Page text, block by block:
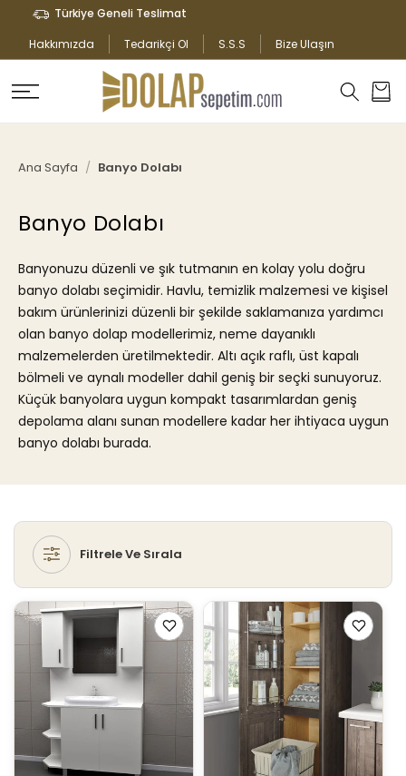
İÇERIĞE
ATLA
Türkiye Geneli Teslimat
Hakkımızda
Tedarikçi Ol S.S.S Bize Ulaşın
Sepet
Ana Sayfa Banyo Dolabı
K
L
E
K
S
I
Y
O
N
:
Banyo Dolabı
Banyonuzu düzenli ve şık tutmanın en kolay yolu doğru
banyo dolabı seçimidir. Havlu, temizlik malzemesi ve kişisel
bakım ürünlerinizi düzenli bir şekilde saklamanıza yardımcı
olan banyo dolap modellerimiz, neme dayanıklı
malzemelerden üretilmektedir. Altı açık raflı, üst kapalı
bölmeli ve aynalı modeller dahil geniş bir seçki sunuyoruz.
Küçük banyolara uygun kompakt tasarımlardan geniş
depolama alanı sunan modellere kadar her ihtiyaca uygun
banyo dolabı burada.
Filtrele Ve Sırala